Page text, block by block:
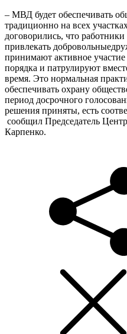
– МВД будет обеспечивать
традиционно на всех
договорились, что
привлекать
принимают активное
порядка и патрулируют
время. Это нормальная
обеспечивать охрану
период досрочного
решения приняты, есть
сообщил Председатель
Карпенко.